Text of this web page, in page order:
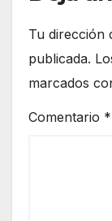
Tu dirección
publicada.
marcados
Comentario *